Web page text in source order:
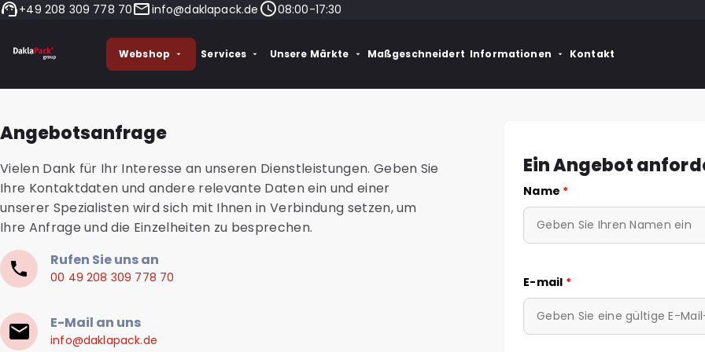
+49 208 309 778 70 info@daklapack.de 08:00-17:30
Webshop Services Unsere Märkte Maßgeschneidert Informationen Kontakt
Angebotsanfrage
Vielen Dank für Ihr Interesse an unseren Dienstleistungen. Geben Sie
Ihre Kontaktdaten und andere relevante Daten ein und einer
unserer Spezialisten wird sich mit Ihnen in Verbindung setzen, um
Ihre Anfrage und die Einzelheiten zu besprechen.
Rufen Sie uns an
00 49 208 309 778 70
E-Mail an uns
info@daklapack.de
Ein Angebot
Name *
E-mail *